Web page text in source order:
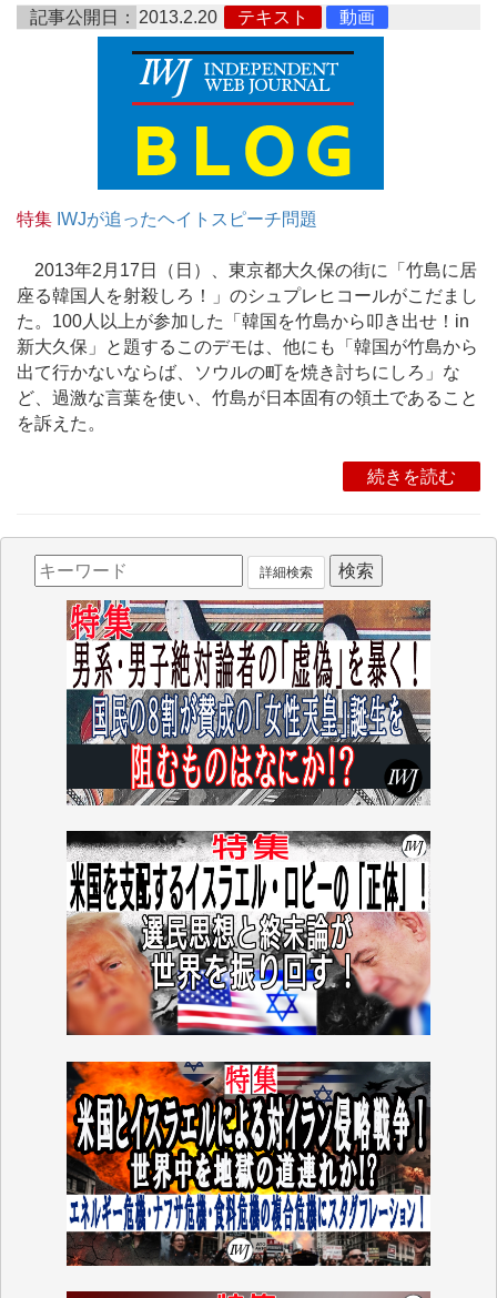
記事公開日： 2013.2.20 テキスト 動画
特集 IWJが追ったヘイトスピーチ問題
2013年2月17日（日）、東京都大久保の街に「竹島に居
座る韓国人を射殺しろ！」のシュプレヒコールがこだまし
た。100人以上が参加した「韓国を竹島から叩き出せ！in
新大久保」と題するこのデモは、他にも「韓国が竹島から
出て行かないならば、ソウルの町を焼き討ちにしろ」な
ど、過激な言葉を使い、竹島が日本固有の領土であること
を訴えた。
続きを読む
詳細検索